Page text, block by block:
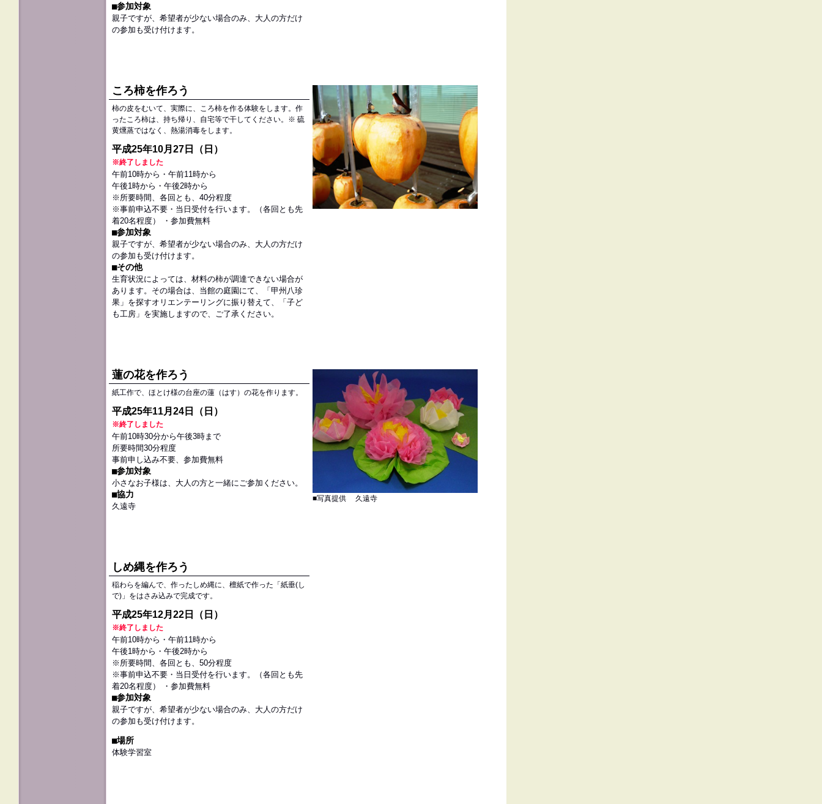
■参加対象
親子ですが、希望者が少ない場合のみ、大人の方だけ
の参加も受け付けます。
ころ柿を作ろう
柿の皮をむいて、実際に、ころ柿を作る体験をします。作
ったころ柿は、持ち帰り、自宅等で干してください。※ 硫
黄燻蒸ではなく、熱湯消毒をします。
平成25年10月27日（日）
※終了しました
午前10時から・午前11時から
午後1時から・午後2時から
※所要時間、各回とも、40分程度
※事前申込不要・当日受付を行います。（各回とも先
着20名程度） ・参加費無料
■参加対象
親子ですが、希望者が少ない場合のみ、大人の方だけ
の参加も受け付けます。
■その他
生育状況によっては、材料の柿が調達できない場合が
あります。その場合は、当館の庭園にて、「甲州八珍
果」を探すオリエンテーリングに振り替えて、「子ど
も工房」を実施しますので、ご了承ください。
蓮の花を作ろう
■写真提供 久遠寺
紙工作で、ほとけ様の台座の蓮（はす）の花を作ります。
平成25年11月24日（日）
※終了しました
午前10時30分から午後3時まで
所要時間30分程度
事前申し込み不要、参加費無料
■参加対象
小さなお子様は、大人の方と一緒にご参加ください。
■協力
久遠寺
しめ縄を作ろう
稲わらを編んで、作ったしめ縄に、檀紙で作った「紙垂(し
で)」をはさみ込みで完成です。
平成25年12月22日（日）
※終了しました
午前10時から・午前11時から
午後1時から・午後2時から
※所要時間、各回とも、50分程度
※事前申込不要・当日受付を行います。（各回とも先
着20名程度） ・参加費無料
■参加対象
親子ですが、希望者が少ない場合のみ、大人の方だけ
の参加も受け付けます。
■場所
体験学習室